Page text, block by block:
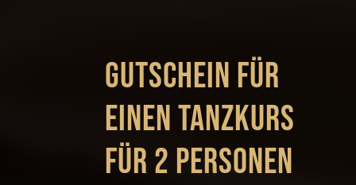
Gutschein für
einen Tanzkurs
für 2 Personen